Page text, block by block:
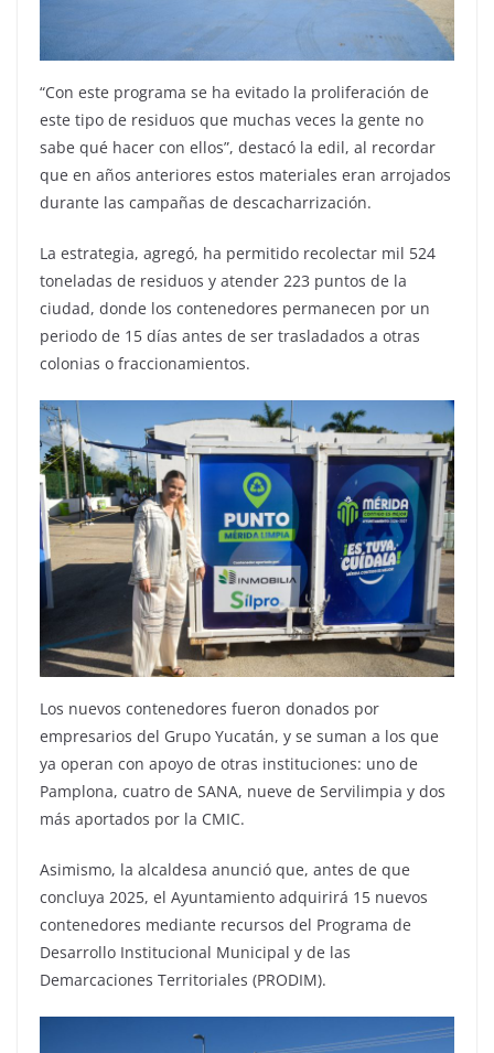
“Con este programa se ha evitado la proliferación de
este tipo de residuos que muchas veces la gente no
sabe qué hacer con ellos”, destacó la edil, al recordar
que en años anteriores estos materiales eran arrojados
durante las campañas de descacharrización.
La estrategia, agregó, ha permitido recolectar mil 524
toneladas de residuos y atender 223 puntos de la
ciudad, donde los contenedores permanecen por un
periodo de 15 días antes de ser trasladados a otras
colonias o fraccionamientos.
Los nuevos contenedores fueron donados por
empresarios del Grupo Yucatán, y se suman a los que
ya operan con apoyo de otras instituciones: uno de
Pamplona, cuatro de SANA, nueve de Servilimpia y dos
más aportados por la CMIC.
Asimismo, la alcaldesa anunció que, antes de que
concluya 2025, el Ayuntamiento adquirirá 15 nuevos
contenedores mediante recursos del Programa de
Desarrollo Institucional Municipal y de las
Demarcaciones Territoriales (PRODIM).